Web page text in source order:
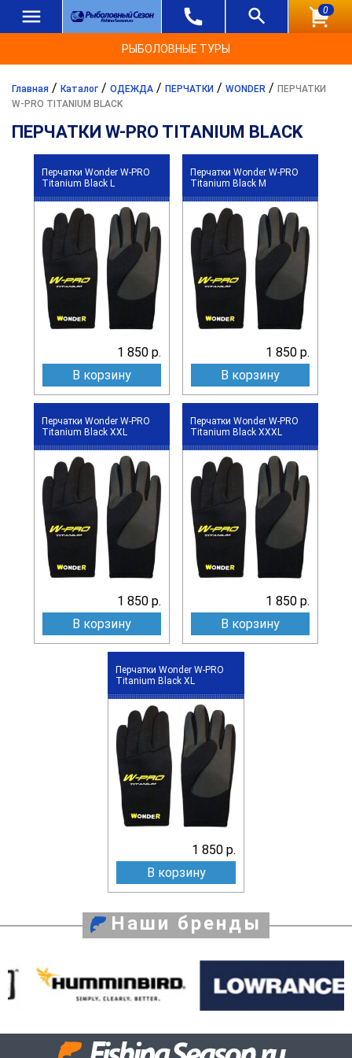
0
РЫБОЛОВНЫЕ ТУРЫ
Главная / Каталог / ОДЕЖДА / ПЕРЧАТКИ / WONDER / ПЕРЧАТКИ
W-PRO TITANIUM BLACK
ПЕРЧАТКИ W-PRO TITANIUM BLACK
Перчатки Wonder W-PRO
Titanium Black L
1 850 р.
В корзину
Перчатки Wonder W-PRO
Titanium Black M
1 850 р.
В корзину
Перчатки Wonder W-PRO
Titanium Black XXL
1 850 р.
В корзину
Перчатки Wonder W-PRO
Titanium Black XXXL
1 850 р.
В корзину
Перчатки Wonder W-PRO
Titanium Black XL
1 850 р.
В корзину
Наши бренды